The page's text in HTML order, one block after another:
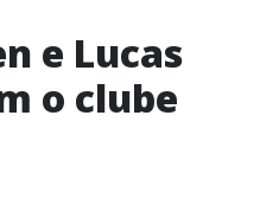
e Lucas
o clube